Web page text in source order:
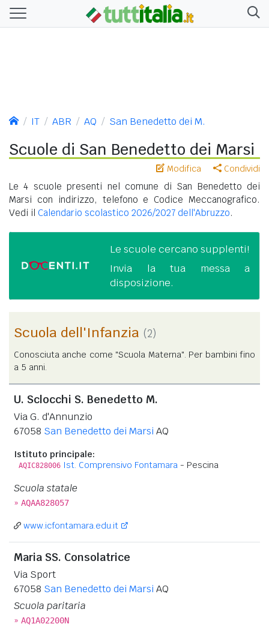
IT ABR AQ San Benedetto dei M.
Scuole di San Benedetto dei Marsi
Modifica Condividi
Le 4 scuole presenti nel comune di San Benedetto dei
Marsi con indirizzo, telefono e Codice Meccanografico.
Vedi il Calendario scolastico 2026/2027 dell'Abruzzo.
Le scuole cercano supplenti!
Invia la tua messa a
disposizione.
Scuola dell'Infanzia (2)
Conosciuta anche come "Scuola Materna". Per bambini fino
a 5 anni.
U. Sclocchi S. Benedetto M.
Via G. d'Annunzio
67058 San Benedetto dei Marsi AQ
Istituto principale:
AQIC828006 Ist. Comprensivo Fontamara - Pescina
Scuola statale
» AQAA828057
www.icfontamara.edu.it
Maria SS. Consolatrice
Via Sport
67058 San Benedetto dei Marsi AQ
Scuola paritaria
» AQ1A02200N